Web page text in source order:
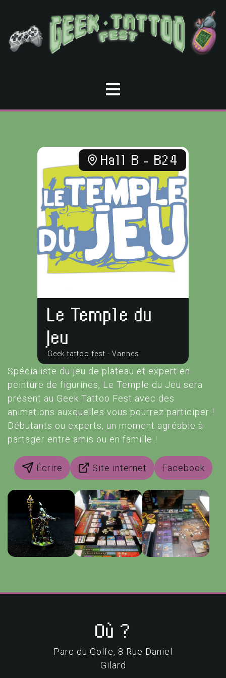
Hall B - B24
Le Temple du
Jeu
Geek tattoo fest - Vannes
Spécialiste du jeu de plateau et expert en
peinture de figurines, Le Temple du Jeu sera
présent au Geek Tattoo Fest avec des
animations auxquelles vous pourrez participer !
Débutants ou experts, un moment agréable à
partager entre amis ou en famille !
Écrire Site internet Facebook
Où ?
Parc du Golfe, 8 Rue Daniel
Gilard